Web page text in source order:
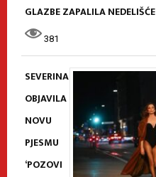
GLAZBE ZAPALILA NEDELIŠĆE
381
SEVERINA
OBJAVILA
NOVU
PJESMU
‘POZOVI